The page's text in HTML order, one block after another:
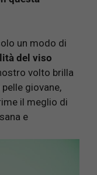
un modo di
del viso
volto brilla
giovane,
il meglio di
e